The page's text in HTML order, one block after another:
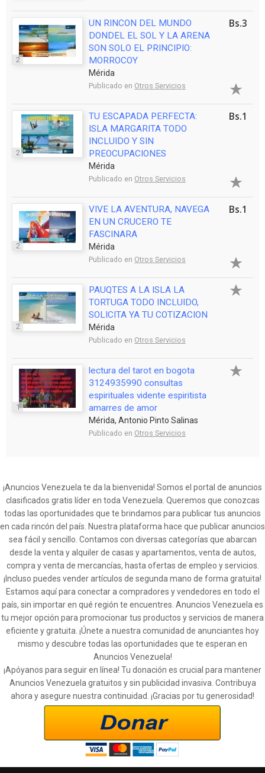
2
UN RINCON DEL MUNDO
DONDEL EL SOL Y LA ARENA
SON SOLO EL PRINCIPIO:
MORROCOY
Mérida
Publicado en Otros Servicios
Bs.3
2
TU ESCAPADA PERFECTA:
ISLA MARGARITA TODO
INCLUIDO Y SIN
PREOCUPACIONES
Mérida
Publicado en Otros Servicios
Bs.1
2
VIVE LA AVENTURA, NAVEGA
EN UN CRUCERO TE
FASCINARA
Mérida
Publicado en Otros Servicios
Bs.1
2
PAUQTES A LA ISLA LA
TORTUGA TODO INCLUIDO,
SOLICITA YA TU COTIZACION
Mérida
Publicado en Otros Servicios
1
lectura del tarot en bogota
3124935990 consultas
espirituales vidente espiritista
amarres de amor
Mérida, Antonio Pinto Salinas
Publicado en Otros Servicios
¡Anuncios Venezuela te da la bienvenida! Somos el portal de anuncios
clasificados gratis líder en toda Venezuela. Queremos que conozcas
todas las oportunidades que te brindamos para publicar tus anuncios
en cada rincón del país. Nuestra plataforma hace que publicar anuncios
sea fácil y sencillo. Contamos con diversas categorías que abarcan
desde la venta y alquiler de casas y apartamentos, venta de autos,
compra y venta de mercancías, hasta ofertas de empleo y servicios.
¡Incluso puedes vender artículos de segunda mano de forma gratuita!
Estamos aquí para conectar a compradores y vendedores en todo el
país, sin importar en qué región te encuentres. Anuncios Venezuela es
tu mejor opción para promocionar tus productos y servicios de manera
eficiente y gratuita. ¡Únete a nuestra comunidad de anunciantes hoy
mismo y descubre todas las oportunidades que te esperan en
Anuncios Venezuela!
¡Apóyanos para seguir en línea! Tu donación es crucial para mantener
Anuncios Venezuela gratuitos y sin publicidad invasiva. Contribuya
ahora y asegure nuestra continuidad. ¡Gracias por tu generosidad!